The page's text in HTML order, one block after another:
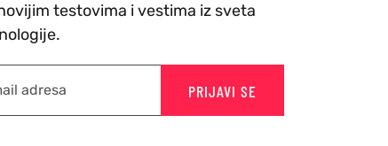
testovima i vestima iz sveta
PRIJAVI SE